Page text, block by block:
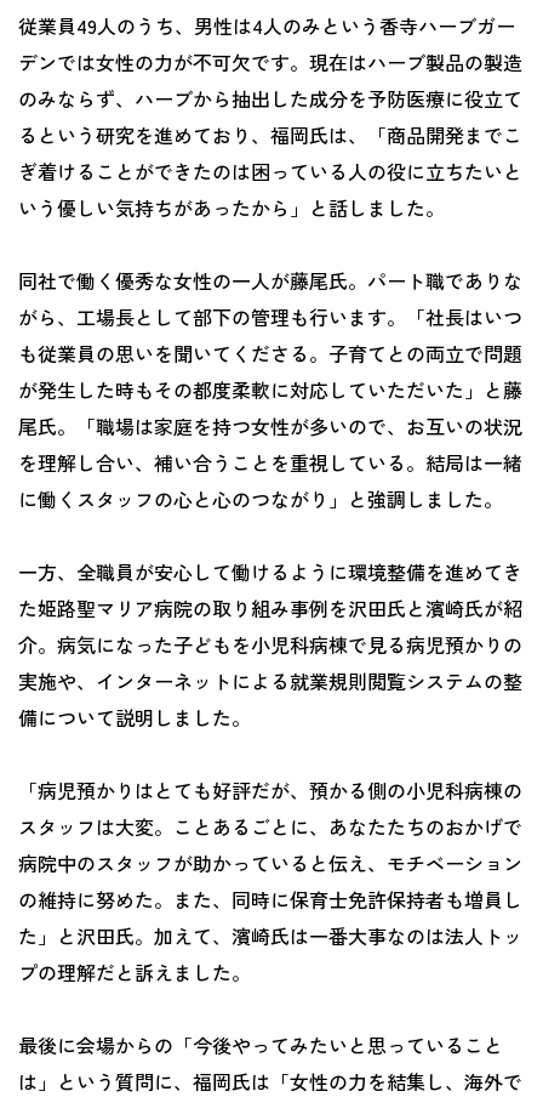
従業員49人のうち、男性は4人のみという香寺ハーブガー
デンでは女性の力が不可欠です。現在はハーブ製品の製造
のみならず、ハーブから抽出した成分を予防医療に役立て
るという研究を進めており、福岡氏は、「商品開発までこ
ぎ着けることができたのは困っている人の役に立ちたいと
いう優しい気持ちがあったから」と話しました。
同社で働く優秀な女性の一人が藤尾氏。パート職でありな
がら、工場長として部下の管理も行います。「社長はいつ
も従業員の思いを聞いてくださる。子育てとの両立で問題
が発生した時もその都度柔軟に対応していただいた」と藤
尾氏。「職場は家庭を持つ女性が多いので、お互いの状況
を理解し合い、補い合うことを重視している。結局は一緒
に働くスタッフの心と心のつながり」と強調しました。
一方、全職員が安心して働けるように環境整備を進めてき
た姫路聖マリア病院の取り組み事例を沢田氏と濱崎氏が紹
介。病気になった子どもを小児科病棟で見る病児預かりの
実施や、インターネットによる就業規則閲覧システムの整
備について説明しました。
「病児預かりはとても好評だが、預かる側の小児科病棟の
スタッフは大変。ことあるごとに、あなたたちのおかげで
病院中のスタッフが助かっていると伝え、モチベーション
の維持に努めた。また、同時に保育士免許保持者も増員し
た」と沢田氏。加えて、濱崎氏は一番大事なのは法人トッ
プの理解だと訴えました。
最後に会場からの「今後やってみたいと思っていること
は」という質問に、福岡氏は「女性の力を結集し、海外で